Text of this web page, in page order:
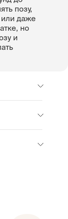
позу,
или даже
но
и